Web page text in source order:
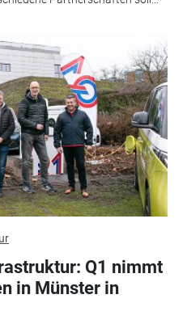
Q1 nimmt
in Münster in